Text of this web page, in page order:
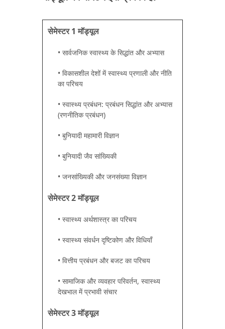
सेमेस्टर 1 मॉड्यूल
• सार्वजनिक स्वास्थ्य के सिद्धांत और अभ्यास
• विकासशील देशों में स्वास्थ्य प्रणाली और नीति
का परिचय
• स्वास्थ्य प्रबंधन: प्रबंधन सिद्धांत और अभ्यास
(रणनीतिक प्रबंधन)
• बुनियादी महामारी विज्ञान
• बुनियादी जैव सांख्यिकी
• जनसांख्यिकी और जनसंख्या विज्ञान
सेमेस्टर 2 मॉड्यूल
• स्वास्थ्य अर्थशास्त्र का परिचय
• स्वास्थ्य संवर्धन दृष्टिकोण और विधियाँ
• वित्तीय प्रबंधन और बजट का परिचय
• सामाजिक और व्यवहार परिवर्तन, स्वास्थ्य
देखभाल में प्रभावी संचार
सेमेस्टर 3 मॉड्यूल